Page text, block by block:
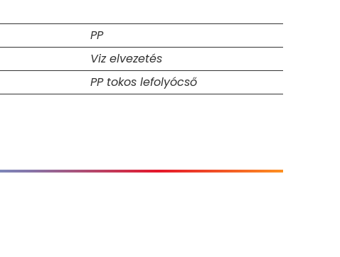
PP
Viz elvezetés
PP tokos lefolyócső